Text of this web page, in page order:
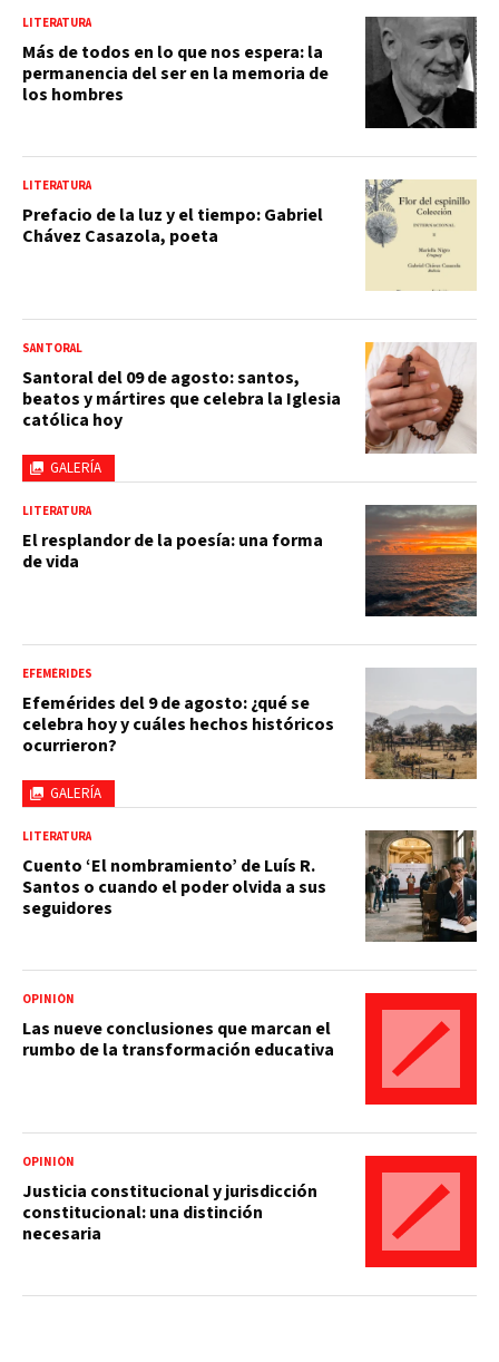
LITERATURA
Más de todos en lo que nos espera: la
permanencia del ser en la memoria de
los hombres
LITERATURA
Prefacio de la luz y el tiempo: Gabriel
Chávez Casazola, poeta
GALERÍA
SANTORAL
Santoral del 09 de agosto: santos,
beatos y mártires que celebra la Iglesia
católica hoy
LITERATURA
El resplandor de la poesía: una forma
de vida
GALERÍA
EFEMÉRIDES
Efemérides del 9 de agosto: ¿qué se
celebra hoy y cuáles hechos históricos
ocurrieron?
LITERATURA
Cuento ‘El nombramiento’ de Luís R.
Santos o cuando el poder olvida a sus
seguidores
OPINIÓN
Las nueve conclusiones que marcan el
rumbo de la transformación educativa
OPINIÓN
Justicia constitucional y jurisdicción
constitucional: una distinción
necesaria